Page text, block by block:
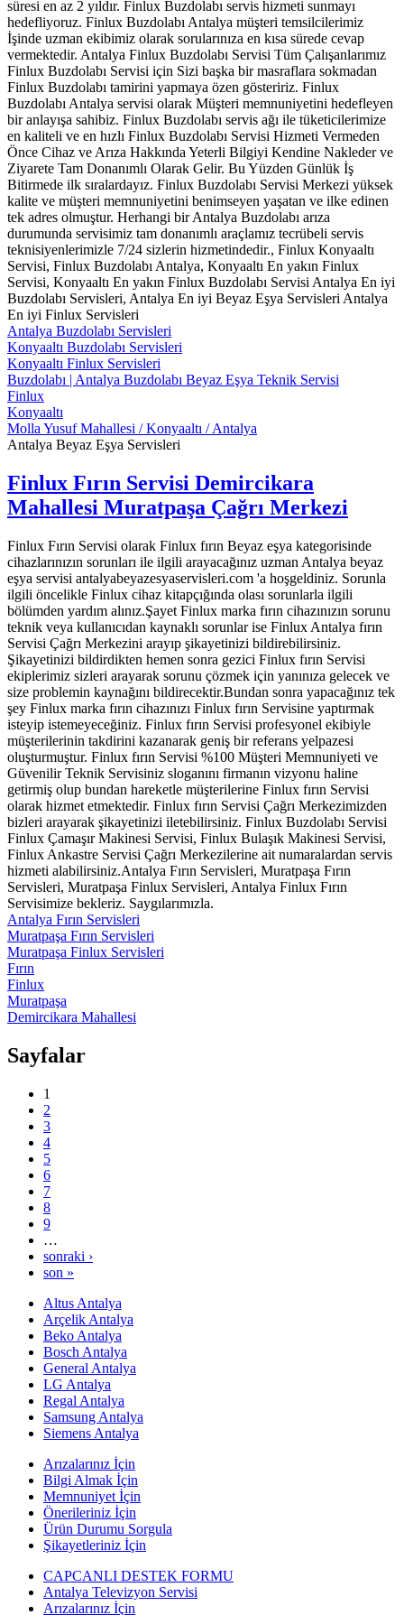
süresi en az 2 yıldır. Finlux Buzdolabı servis hizmeti sunmayı
hedefliyoruz. Finlux Buzdolabı Antalya müşteri temsilcilerimiz
İşinde uzman ekibimiz olarak sorularınıza en kısa sürede cevap
vermektedir. Antalya Finlux Buzdolabı Servisi Tüm Çalışanlarımız
Finlux Buzdolabı Servisi için Sizi başka bir masraflara sokmadan
Finlux Buzdolabı tamirini yapmaya özen gösteririz. Finlux
Buzdolabı Antalya servisi olarak Müşteri memnuniyetini hedefleyen
bir anlayışa sahibiz. Finlux Buzdolabı servis ağı ile tüketicilerimize
en kaliteli ve en hızlı Finlux Buzdolabı Servisi Hizmeti Vermeden
Önce Cihaz ve Arıza Hakkında Yeterli Bilgiyi Kendine Nakleder ve
Ziyarete Tam Donanımlı Olarak Gelir. Bu Yüzden Günlük İş
Bitirmede ilk sıralardayız. Finlux Buzdolabı Servisi Merkezi yüksek
kalite ve müşteri memnuniyetini benimseyen yaşatan ve ilke edinen
tek adres olmuştur. Herhangi bir Antalya Buzdolabı arıza
durumunda servisimiz tam donanımlı araçlamız tecrübeli servis
teknisiyenlerimizle 7/24 sizlerin hizmetindedir., Finlux Konyaaltı
Servisi, Finlux Buzdolabı Antalya, Konyaaltı En yakın Finlux
Servisi, Konyaaltı En yakın Finlux Buzdolabı Servisi Antalya En iyi
Buzdolabı Servisleri, Antalya En iyi Beyaz Eşya Servisleri Antalya
En iyi Finlux Servisleri
Antalya Buzdolabı Servisleri
Konyaaltı Buzdolabı Servisleri
Konyaaltı Finlux Servisleri
Buzdolabı | Antalya Buzdolabı Beyaz Eşya Teknik Servisi
Finlux
Konyaaltı
Molla Yusuf Mahallesi / Konyaaltı / Antalya
Antalya Beyaz Eşya Servisleri
Finlux Fırın Servisi Demircikara
Mahallesi Muratpaşa Çağrı Merkezi
Finlux Fırın Servisi olarak Finlux fırın Beyaz eşya kategorisinde
cihazlarınızın sorunları ile ilgili arayacağınız uzman Antalya beyaz
eşya servisi antalyabeyazesyaservisleri.com 'a hoşgeldiniz. Sorunla
ilgili öncelikle Finlux cihaz kitapçığında olası sorunlarla ilgili
bölümden yardım alınız.Şayet Finlux marka fırın cihazınızın sorunu
teknik veya kullanıcıdan kaynaklı sorunlar ise Finlux Antalya fırın
Servisi Çağrı Merkezini arayıp şikayetinizi bildirebilirsiniz.
Şikayetinizi bildirdikten hemen sonra gezici Finlux fırın Servisi
ekiplerimiz sizleri arayarak sorunu çözmek için yanınıza gelecek ve
size problemin kaynağını bildirecektir.Bundan sonra yapacağınız tek
şey Finlux marka fırın cihazınızı Finlux fırın Servisine yaptırmak
isteyip istemeyeceğiniz. Finlux fırın Servisi profesyonel ekibiyle
müşterilerinin takdirini kazanarak geniş bir referans yelpazesi
oluşturmuştur. Finlux fırın Servisi %100 Müşteri Memnuniyeti ve
Güvenilir Teknik Servisiniz sloganını firmanın vizyonu haline
getirmiş olup bundan hareketle müşterilerine Finlux fırın Servisi
olarak hizmet etmektedir. Finlux fırın Servisi Çağrı Merkezimizden
bizleri arayarak şikayetinizi iletebilirsiniz. Finlux Buzdolabı Servisi
Finlux Çamaşır Makinesi Servisi, Finlux Bulaşık Makinesi Servisi,
Finlux Ankastre Servisi Çağrı Merkezilerine ait numaralardan servis
hizmeti alabilirsiniz.Antalya Fırın Servisleri, Muratpaşa Fırın
Servisleri, Muratpaşa Finlux Servisleri, Antalya Finlux Fırın
Servisimize bekleriz. Saygılarımızla.
Antalya Fırın Servisleri
Muratpaşa Fırın Servisleri
Muratpaşa Finlux Servisleri
Fırın
Finlux
Muratpaşa
Demircikara Mahallesi
Sayfalar
1
2
3
4
5
6
7
8
9
…
sonraki ›
son »
Altus Antalya
Arçelik Antalya
Beko Antalya
Bosch Antalya
General Antalya
LG Antalya
Regal Antalya
Samsung Antalya
Siemens Antalya
Arızalarınız İçin
Bilgi Almak İçin
Memnuniyet İçin
Önerileriniz İçin
Ürün Durumu Sorgula
Şikayetleriniz İçin
CAPCANLI DESTEK FORMU
Antalya Televizyon Servisi
Arızalarınız İçin